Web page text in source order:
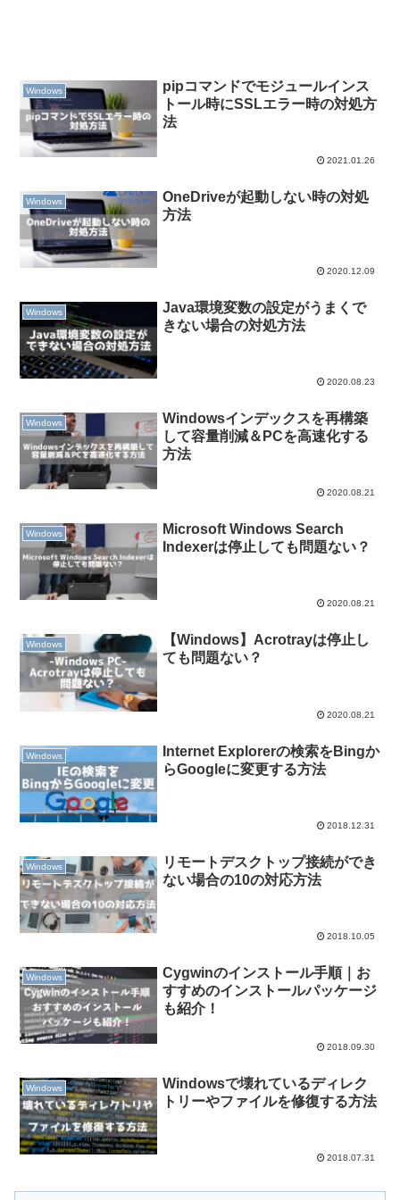
Windows
pipコマンドでモジュールインス
トール時にSSLエラー時の対処方
法
2021.01.26
Windows
OneDriveが起動しない時の対処
方法
2020.12.09
Windows
Java環境変数の設定がうまくで
きない場合の対処方法
2020.08.23
Windows
Windowsインデックスを再構築
して容量削減＆PCを高速化する
方法
2020.08.21
Windows
Microsoft Windows Search
Indexerは停止しても問題ない？
2020.08.21
Windows
【Windows】Acrotrayは停止し
ても問題ない？
2020.08.21
Windows
Internet Explorerの検索をBingか
らGoogleに変更する方法
2018.12.31
Windows
リモートデスクトップ接続ができ
ない場合の10の対応方法
2018.10.05
Windows
Cygwinのインストール手順｜お
すすめのインストールパッケージ
も紹介！
2018.09.30
Windows
Windowsで壊れているディレク
トリーやファイルを修復する方法
2018.07.31